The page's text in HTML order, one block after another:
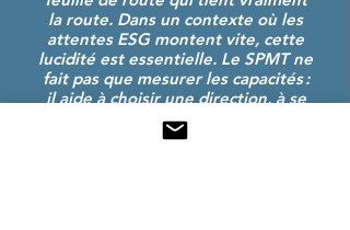
la route. Dans un contexte où les
attentes ESG montent vite, cette
lucidité est essentielle. Le SPMT ne
fait pas que mesurer les capacités :
il aide à choisir une direction, à se
concentrer sur ce qui compte et à
avancer avec confiance et